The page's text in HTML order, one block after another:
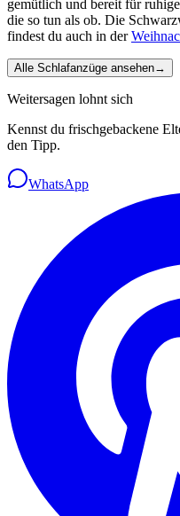
gemütlich und bereit für
die so tun als ob. Die
findest du auch in der
Alle Schlafanzüge ansehen→
Weitersagen lohnt sich
Kennst du frischgebackene
den Tipp.
WhatsApp